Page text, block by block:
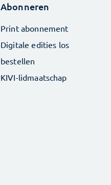
Abonneren
Print abonnement
Digitale edities los
bestellen
KIVI-lidmaatschap